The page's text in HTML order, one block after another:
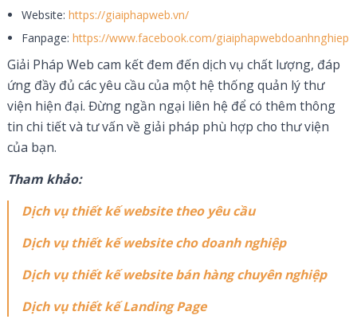
Website:https://giaiphapweb.vn/
Fanpage:https://www.facebook.com/giaiphapwebdoanhnghiep
Giải Pháp Web cam kết đem đến dịch vụ chất lượng, đáp
ứng đầy đủ các yêu cầu của một hệ thống quản lý thư
viện hiện đại. Đừng ngần ngại liên hệ để có thêm thông
tin chi tiết và tư vấn về giải pháp phù hợp cho thư viện
của bạn.
Tham khảo:
Dịch vụ thiết kế website theo yêu cầu
Dịch vụ thiết kế website cho doanh nghiệp
Dịch vụ thiết kế website bán hàng chuyên nghiệp
Dịch vụ thiết kế Landing Page